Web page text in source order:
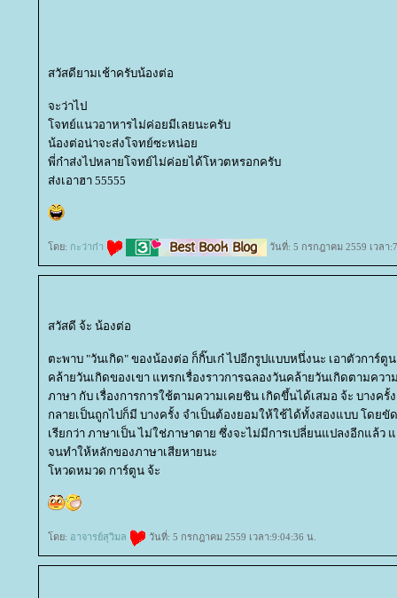
สวัสดียามเช้าครับน้องต่อ
จะว่าไป
จทย์แนวอาหารไม่ค่อยมีเลยนะครับ
น้องต่อน่าจะส่งโจทย์ซะหน่อ
พี่ก๋าส่งไปหลายโจทย์ไม่ค่อยได้โหวตหรอกครับ
ส่งเอาฮา 55555
ดย: กะว่าก๋า วันที่: 5 กรกฎาคม 2559 เวลา
สวัสดี จ้ะ น้องต่อ
ตะพาบ "วันเกิด" ของน้องต่อ ก็กิ๊บเก๋ ไปอีกรูปแบบหนึ่งนะ เอาตัวการ์ตู
คล้ายวันเกิดของเขา แทรกเรื่องราวการฉลองวันคล้ายวันเกิดตามคว
ภาษา กับ เรื่องการการใช้ตามความเคยชิน เกิดขึ้นได้เสมอ จ้ะ บางค
กลายเป็นถูกไปก็มี บางครั้ง จำเป็นต้องยอมให้ใช้ได้ทั้งสองแบบ โดย
เรียกว่า ภาษาเป็น ไม่ใช่ภาษาตาย ซึ่งจะไม่มีการเปลี่ยนแปลงอีกแล้ว
จนทำให้หลักของภาษาเสียหายนะ
หวดหมวด การ์ตูน จ้ะ
ดย: อาจารย์สุวิมล วันที่: 5 กรกฎาคม 2559 เวลา:9:04:36 น.